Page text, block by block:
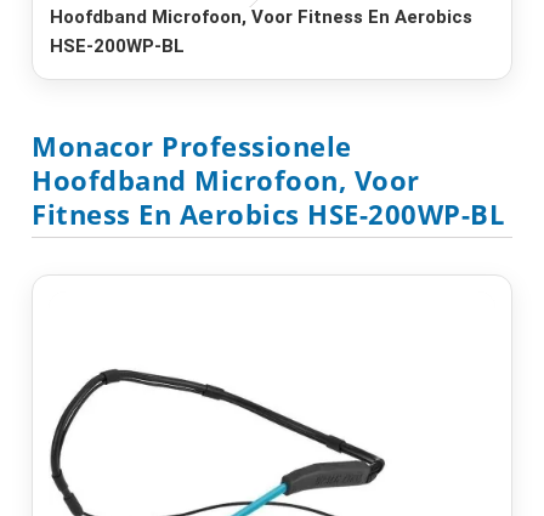
Hoofdband Microfoon, Voor Fitness En Aerobics
HSE-200WP-BL
Monacor Professionele
Hoofdband Microfoon, Voor
Fitness En Aerobics HSE-200WP-BL